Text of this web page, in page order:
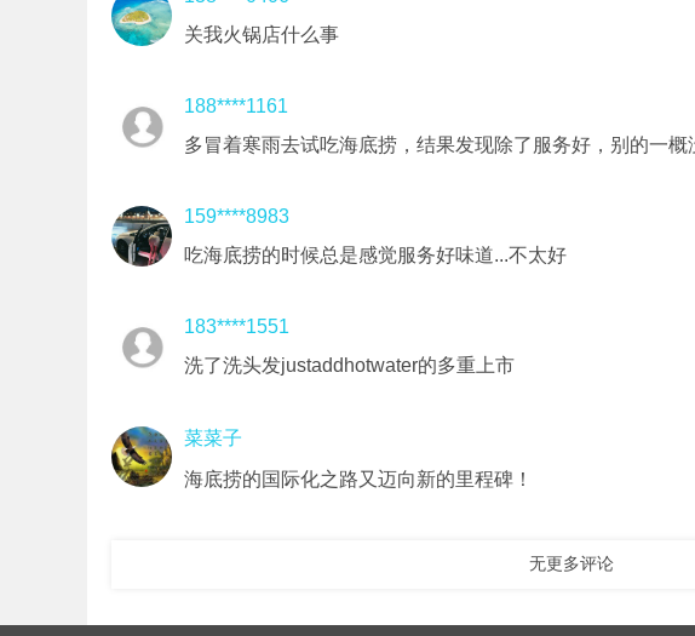
关我火锅店什么事
188****1161
多冒着寒雨去试吃海底捞，结果发现除了服务好，别的一概
159****8983
吃海底捞的时候总是感觉服务好味道...不太好
183****1551
洗了洗头发justaddhotwater的多重上市
菜菜子
海底捞的国际化之路又迈向新的里程碑！
无更多评论